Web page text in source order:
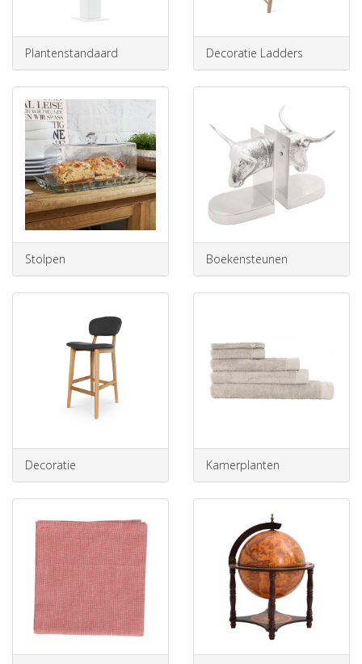
Plantenstandaard Decoratie Ladders
Stolpen Boekensteunen
Decoratie Kamerplanten